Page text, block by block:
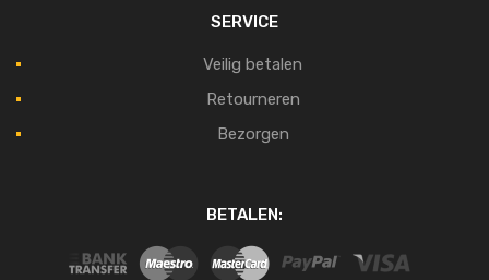
SERVICE
Veilig betalen
Retourneren
Bezorgen
BETALEN: